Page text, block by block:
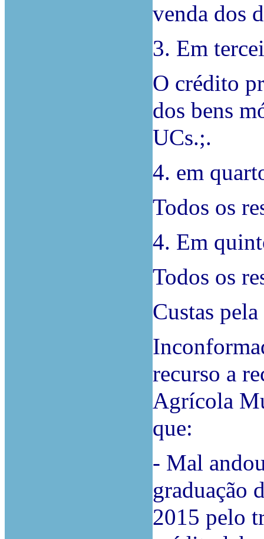
venda dos
3. Em
O crédito
dos bens
UCs.;.
4. em
Todos os
4. Em
Todos os
Custas pela
recurso a
Agrícola
que:
- Mal
graduação
2015 pelo